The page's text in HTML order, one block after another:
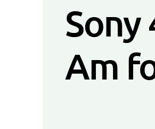
Sony
Am